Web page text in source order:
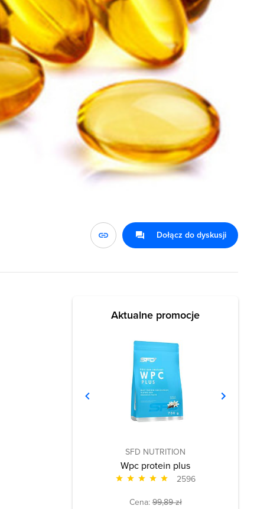
Dołącz do dyskusji
Aktualne promocje
SFD NUTRITION
Wpc protein plus
2596
Cena:99,89 zł